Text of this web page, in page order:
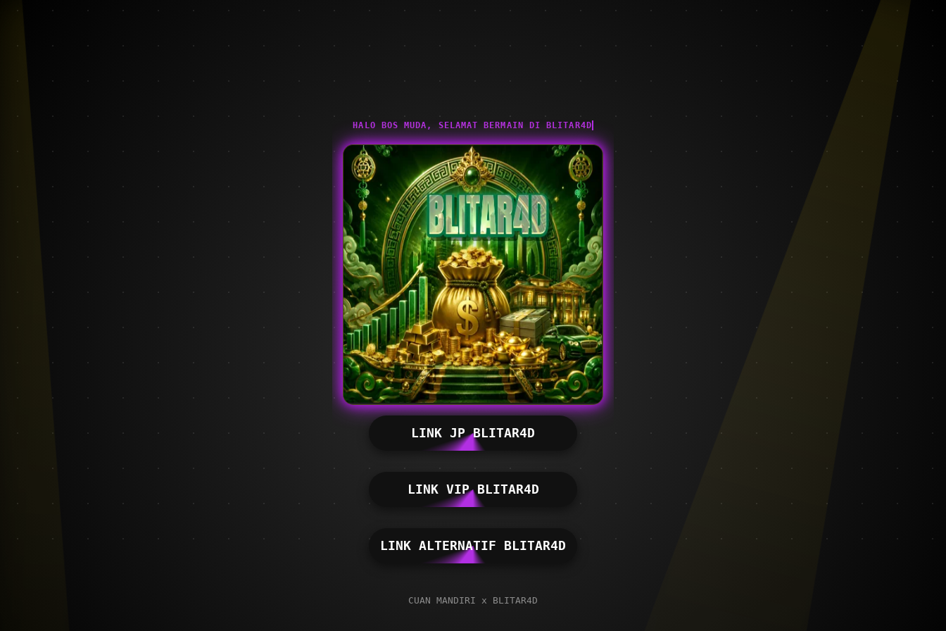
HALO BOS MUDA, SELAMAT BERMAIN DI BLITAR4D
LINK JP BLITAR4D
LINK VIP BLITAR4D
LINK ALTERNATIF BLITAR4D
CUAN MANDIRI x BLITAR4D